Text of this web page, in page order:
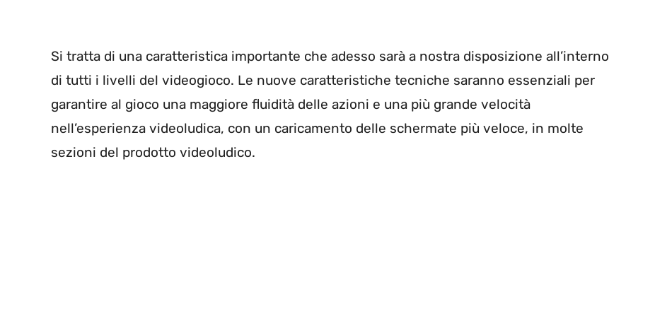
Si tratta di una caratteristica importante che adesso sarà a nostra disposizione all’interno
di tutti i livelli del videogioco. Le nuove caratteristiche tecniche saranno essenziali per
garantire al gioco una maggiore fluidità delle azioni e una più grande velocità
nell’esperienza videoludica, con un caricamento delle schermate più veloce, in molte
sezioni del prodotto videoludico.